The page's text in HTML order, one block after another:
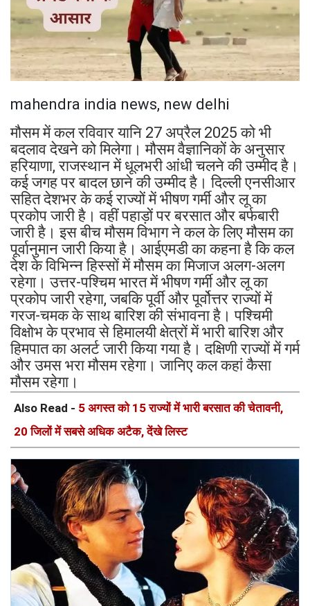
mahendra india news, new delhi
मौसम में कल रविवार यानि 27 अप्रैल 2025 को भी
बदलाव देखने को मिलेगा। मौसम वैज्ञानिकों के अनुसार
हरियाणा, राजस्थान में धूलभरी आंधी चलने की उम्मीद है।
कई जगह पर बादल छाने की उम्मीद है। दिल्ली एनसीआर
सहित देशभर के कई राज्यों में भीषण गर्मी और लू का
प्रकोप जारी है। वहीं पहाड़ों पर बरसात और बर्फबारी
जारी है। इस बीच मौसम विभाग ने कल के लिए मौसम का
पूर्वानुमान जारी किया है। आईएमडी का कहना है कि कल
देश के विभिन्न हिस्सों में मौसम का मिजाज अलग-अलग
रहेगा। उत्तर-पश्चिम भारत में भीषण गर्मी और लू का
प्रकोप जारी रहेगा, जबकि पूर्वी और पूर्वोत्तर राज्यों में
गरज-चमक के साथ बारिश की संभावना है। पश्चिमी
विक्षोभ के प्रभाव से हिमालयी क्षेत्रों में भारी बारिश और
हिमपात का अलर्ट जारी किया गया है। दक्षिणी राज्यों में गर्म
और उमस भरा मौसम रहेगा। जानिए कल कहां कैसा
मौसम रहेगा।
Also Read - 5 अगस्त को 15 राज्यों में भारी बरसात की चेतावनी,
20 जिलों में सबसे अधिक अटैक, देंखे लिस्ट